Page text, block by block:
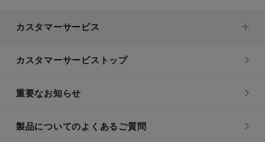
カスタマーサービス
カスタマーサービストップ
重要なお知らせ
製品についてのよくあるご質問